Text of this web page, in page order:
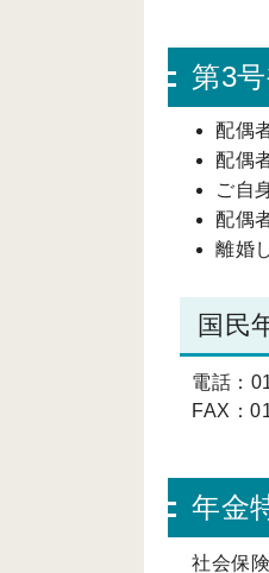
第3
配偶
配偶
ご自
配偶
離婚
国民
電話：
FAX：
年金
社会保